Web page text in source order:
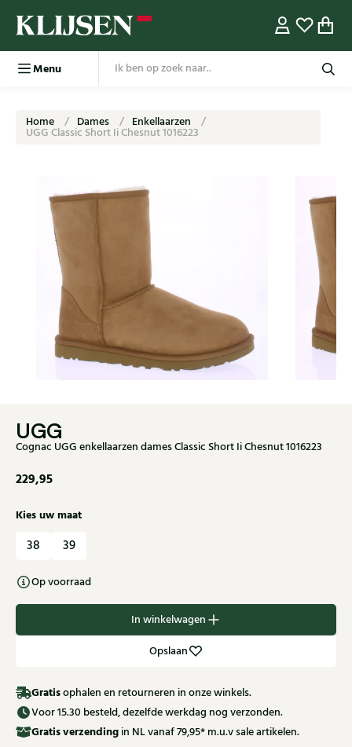
Menu
Home Dames Enkellaarzen
UGG Classic Short Ii Chesnut 1016223
UGG
Cognac UGG enkellaarzen dames Classic Short Ii Chesnut 1016223
229,95
Kies uw maat
38 39
Op voorraad
In winkelwagen
Opslaan
Gratisophalen en retourneren in onze winkels.
Voor 15.30 besteld, dezelfde werkdag nog verzonden.
Gratisverzending in NL vanaf 79,95* m.u.v sale artikelen.